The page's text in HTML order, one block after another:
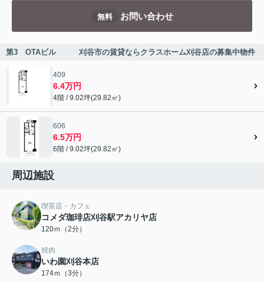
無料 お問い合わせ
第3 OTAビル 刈谷市の賃貸ならクラスホーム刈谷店の募集中物件
409
6.4万円
4階 / 9.02坪(29.82㎡)
606
6.5万円
6階 / 9.02坪(29.82㎡)
周辺施設
喫茶店・カフェ
コメダ珈琲店刈谷駅アカリヤ店
120ｍ（2分）
焼肉
いわ園刈谷本店
174ｍ（3分）